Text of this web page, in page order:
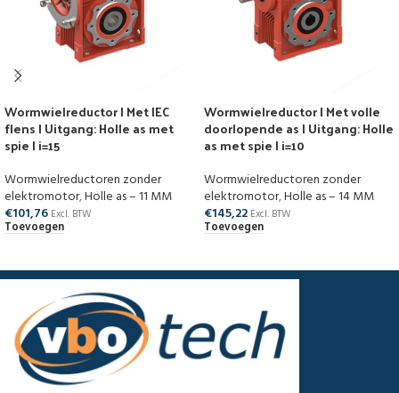
Wormwielreductor | Met IEC
flens | Uitgang: Holle as met
spie | i=15
Wormwielreductoren zonder
elektromotor,Holle as – 11 MM
€101,76 Excl. BTW
Toevoegen
Wormwielreductor | Met volle
doorlopende as | Uitgang: Holle
as met spie | i=10
Wormwielreductoren zonder
elektromotor,Holle as – 14 MM
€145,22 Excl. BTW
Toevoegen